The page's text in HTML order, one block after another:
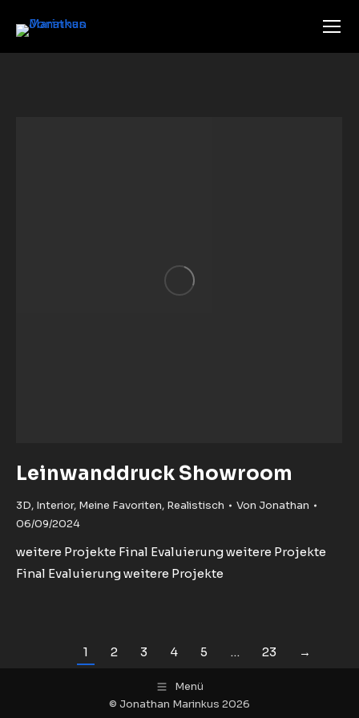
Leinwanddruck Showroom
3D, Interior, Meine Favoriten, Realistisch Von Jonathan
06/09/2024
weitere Projekte Final Evaluierung weitere Projekte
Final Evaluierung weitere Projekte
1 2 3 4 5 … 23 →
Menü
© Jonathan Marinkus 2026